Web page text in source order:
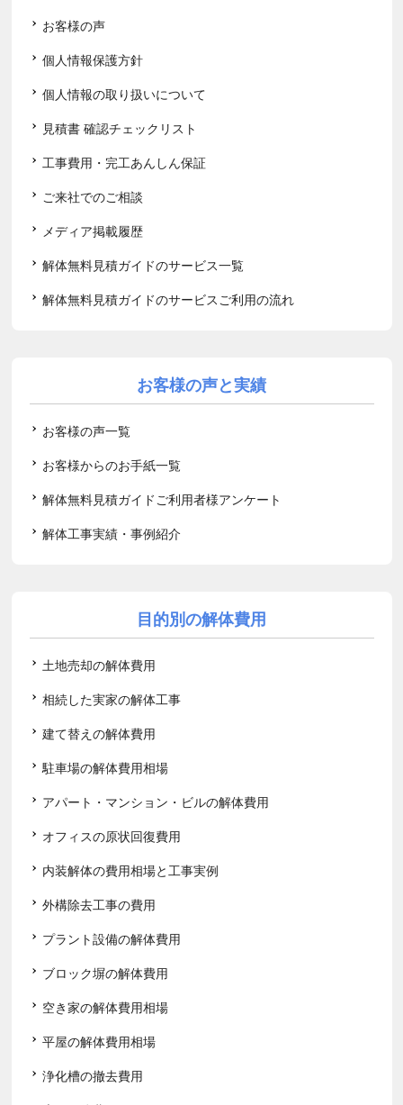
お客様の声
個人情報保護方針
個人情報の取り扱いについて
見積書 確認チェックリスト
工事費用・完工あんしん保証
ご来社でのご相談
メディア掲載履歴
解体無料見積ガイドのサービス一覧
解体無料見積ガイドのサービスご利用の流れ
お客様の声と実績
お客様の声一覧
お客様からのお手紙一覧
解体無料見積ガイドご利用者様アンケート
解体工事実績・事例紹介
目的別の解体費用
土地売却の解体費用
相続した実家の解体工事
建て替えの解体費用
駐車場の解体費用相場
アパート・マンション・ビルの解体費用
オフィスの原状回復費用
内装解体の費用相場と工事実例
外構除去工事の費用
プラント設備の解体費用
ブロック塀の解体費用
空き家の解体費用相場
平屋の解体費用相場
浄化槽の撤去費用